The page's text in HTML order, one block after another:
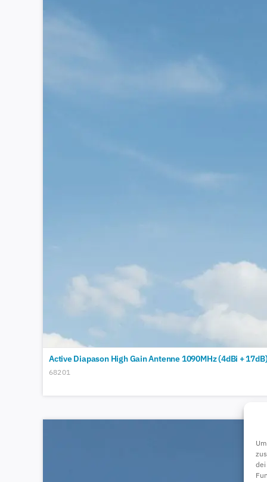
Active Diapason High Gain Antenne 1090MHz (4dBi +
68201